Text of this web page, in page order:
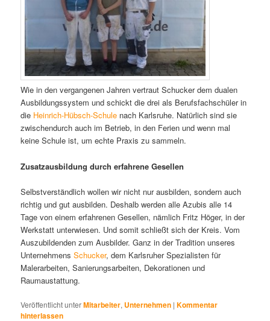
Wie in den vergangenen Jahren vertraut Schucker dem dualen
Ausbildungssystem und schickt die drei als Berufsfachschüler in
die Heinrich-Hübsch-Schule nach Karlsruhe. Natürlich sind sie
zwischendurch auch im Betrieb, in den Ferien und wenn mal
keine Schule ist, um echte Praxis zu sammeln.
Zusatzausbildung durch erfahrene Gesellen
Selbstverständlich wollen wir nicht nur ausbilden, sondern auch
richtig und gut ausbilden. Deshalb werden alle Azubis alle 14
Tage von einem erfahrenen Gesellen, nämlich Fritz Höger, in der
Werkstatt unterwiesen. Und somit schließt sich der Kreis. Vom
Auszubildenden zum Ausbilder. Ganz in der Tradition unseres
UnternehmensSchucker, dem Karlsruher Spezialisten für
Malerarbeiten, Sanierungsarbeiten, Dekorationen und
Raumaustattung.
Veröffentlicht unterMitarbeiter, Unternehmen |Kommentar
hinterlassen